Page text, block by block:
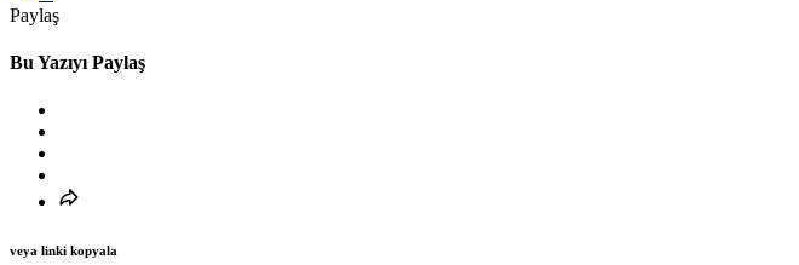
Paylaş
Bu Yazıyı Paylaş
veya linki kopyala